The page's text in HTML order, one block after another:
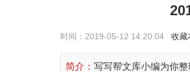
时间：2019-05-12 14:20:04 收藏
简介： 写写帮文库小编为你